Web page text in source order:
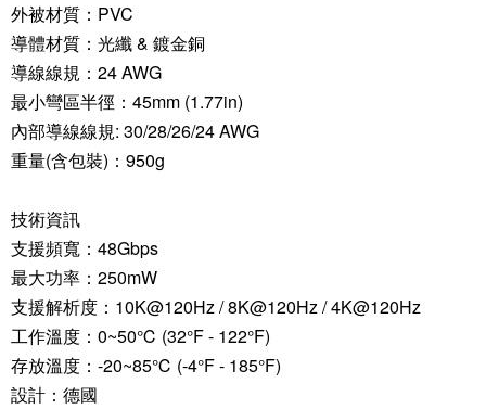
外被材質：PVC
導體材質：光纖 & 鍍金銅
導線線規：24 AWG
最小彎區半徑：45mm (1.77in)
內部導線線規: 30/28/26/24 AWG
重量(含包裝)：950g
技術資訊
支援頻寬：48Gbps
最大功率：250mW
支援解析度：10K@120Hz / 8K@120Hz / 4K@120Hz
工作溫度：0~50℃ (32°F - 122°F)
存放溫度：-20~85℃ (-4°F - 185°F)
設計：德國